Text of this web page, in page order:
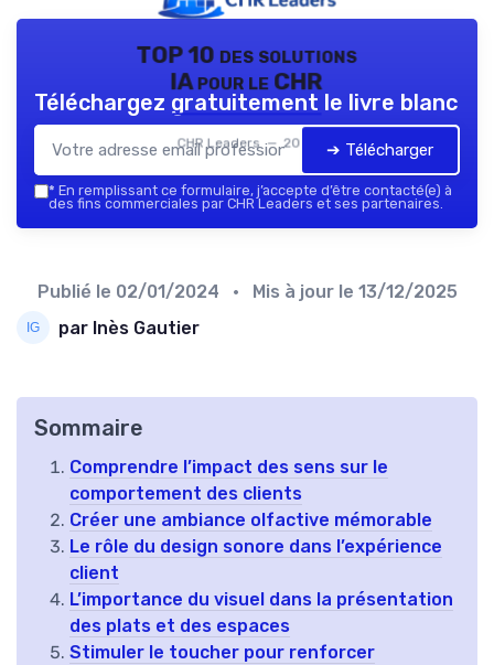
TOP 10 des solutions
IA pour le CHR
CHR Leaders — 2026
Téléchargez gratuitement le livre blanc
➔ Télécharger
* En remplissant ce formulaire, j’accepte d’être contacté(e) à
des fins commerciales par CHR Leaders et ses partenaires.
Publié le 02/01/2024 • Mis à jour le 13/12/2025
par Inès Gautier
Sommaire
Comprendre l’impact des sens sur le
comportement des clients
Créer une ambiance olfactive mémorable
Le rôle du design sonore dans l’expérience
client
L’importance du visuel dans la présentation
des plats et des espaces
Stimuler le toucher pour renforcer